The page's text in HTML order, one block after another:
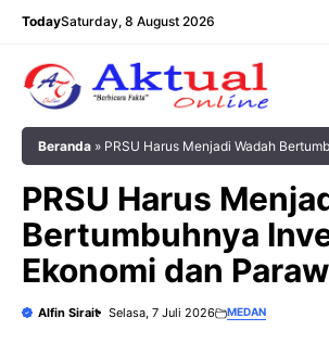
Langsung
TodaySaturday, 8 August 2026
Beranda » PRSU Harus Menjadi Wadah
PRSU Harus
Bertumbuhnya
Ekonomi dan
Alfin Sirait Selasa, 7 Juli 2026 MEDAN